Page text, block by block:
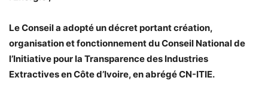
Le Conseil a adopté un décret portant création,
organisation et fonctionnement du Conseil National de
l’Initiative pour la Transparence des Industries
Extractives en Côte d’Ivoire, en abrégé CN-ITIE.